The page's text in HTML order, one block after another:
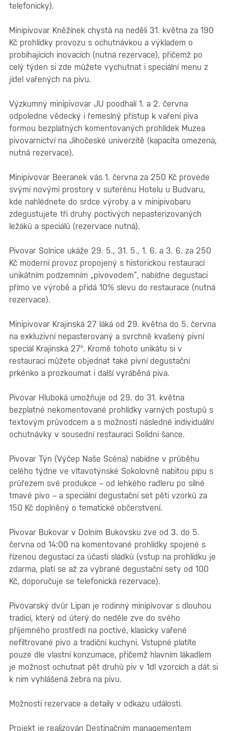
telefonicky).
Minipivovar Kněžínek chystá na neděli 31. května za 190
Kč prohlídky provozu s ochutnávkou a výkladem o
probíhajících inovacích (nutná rezervace), přičemž po
celý týden si zde můžete vychutnat i speciální menu z
jídel vařených na pivu.
Výzkumný minipivovar JU poodhalí 1. a 2. června
odpoledne vědecký i řemeslný přístup k vaření piva
formou bezplatných komentovaných prohlídek Muzea
pivovarnictví na Jihočeské univerzitě (kapacita omezena,
nutná rezervace).
Minipivovar Beeranek vás 1. června za 250 Kč provede
svými novými prostory v suterénu Hotelu u Budvaru,
kde nahlédnete do srdce výroby a v minipivobaru
zdegustujete tři druhy poctivých nepasterizovaných
ležáků a speciálů (rezervace nutná).
Pivovar Solnice ukáže 29. 5., 31. 5., 1. 6. a 3. 6. za 250
Kč moderní provoz propojený s historickou restaurací
unikátním podzemním „pivovodem“, nabídne degustaci
přímo ve výrobě a přidá 10% slevu do restaurace (nutná
rezervace).
Minipivovar Krajinská 27 láká od 29. května do 5. června
na exkluzivní nepasterovaný a svrchně kvašený pivní
speciál Krajinská 27°. Kromě tohoto unikátu si v
restauraci můžete objednat také pivní degustační
prkénko a prozkoumat i další vyráběná piva.
Pivovar Hluboká umožňuje od 29. do 31. května
bezplatné nekomentované prohlídky varných postupů s
textovým průvodcem a s možností následné individuální
ochutnávky v sousední restauraci Solidní šance.
Pivovar Týn (Výčep Naše Scéna) nabídne v průběhu
celého týdne ve vltavotýnské Sokolovně nabitou pípu s
průřezem své produkce – od lehkého radleru po silné
tmavé pivo – a speciální degustační set pěti vzorků za
150 Kč doplněný o tematické občerstvení.
Pivovar Bukovar v Dolním Bukovsku zve od 3. do 5.
června od 14:00 na komentované prohlídky spojené s
řízenou degustací za účasti sládků (vstup na prohlídku je
zdarma, platí se až za vybrané degustační sety od 100
Kč, doporučuje se telefonická rezervace).
Pivovarský dvůr Lipan je rodinný minipivovar s dlouhou
tradicí, který od úterý do neděle zve do svého
příjemného prostředí na poctivé, klasicky vařené
nefiltrované pivo a tradiční kuchyni. Vstupné platíte
pouze dle vlastní konzumace, přičemž hlavním lákadlem
je možnost ochutnat pět druhů piv v 1dl vzorcích a dát si
k nim vyhlášená žebra na pivu.
Možnosti rezervace a detaily v odkazu události.
Projekt je realizován Destinačním managementem